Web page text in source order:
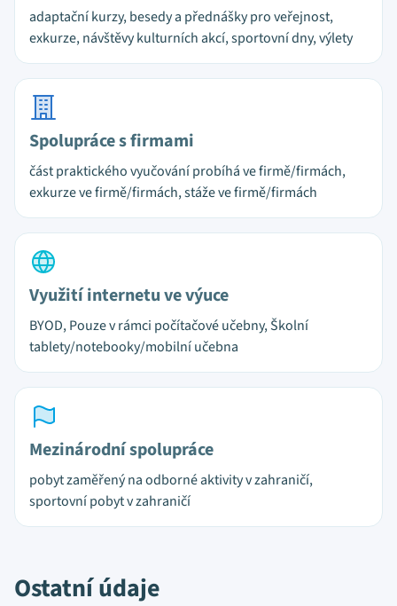
adaptační kurzy, besedy a přednášky pro veřejnost,
exkurze, návštěvy kulturních akcí, sportovní dny, výlety
Spolupráce s firmami
část praktického vyučování probíhá ve firmě/firmách,
exkurze ve firmě/firmách, stáže ve firmě/firmách
Využití internetu ve výuce
BYOD, Pouze v rámci počítačové učebny, Školní
tablety/notebooky/mobilní učebna
Mezinárodní spolupráce
pobyt zaměřený na odborné aktivity v zahraničí,
sportovní pobyt v zahraničí
Ostatní údaje